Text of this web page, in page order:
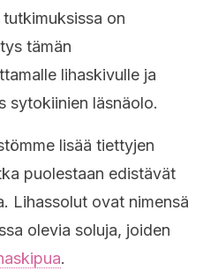
on
tämän
lihaskivulle ja
sytokiinien läsnäolo.
lisää tiettyjen
puolestaan edistävät
Lihassolut ovat nimensä
olevia soluja, joiden
.